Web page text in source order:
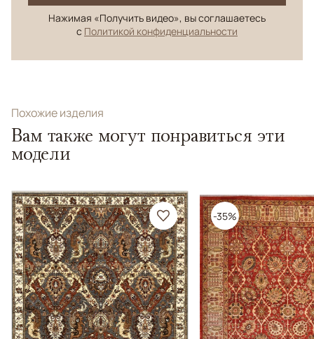
Нажимая «Получить видео», вы соглашаетесь
с Политикой конфиденциальности
Похожие изделия
Вам также могут понравиться эти
модели
-35%